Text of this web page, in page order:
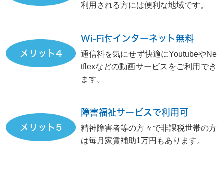
利用される方には便利な地域です。
メリット4
Wi-Fi付インターネット無料
通信料を気にせず快適にYoutubeやNe
tflexなどの動画サービスをご利用でき
ます。
メリット5
障害福祉サービスで利用可
精神障害者等の方々で非課税世帯の方
は毎月家賃補助1万円もあります。